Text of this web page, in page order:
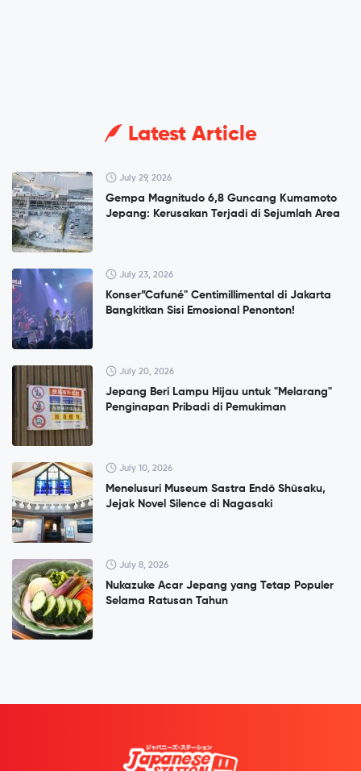
Latest Article
July 29, 2026
Gempa Magnitudo 6,8 Guncang Kumamoto
Jepang: Kerusakan Terjadi di Sejumlah Area
July 23, 2026
Konser”Cafuné" Centimillimental di Jakarta
Bangkitkan Sisi Emosional Penonton!
July 20, 2026
Jepang Beri Lampu Hijau untuk "Melarang"
Penginapan Pribadi di Pemukiman
July 10, 2026
Menelusuri Museum Sastra Endō Shūsaku,
Jejak Novel Silence di Nagasaki
July 8, 2026
Nukazuke Acar Jepang yang Tetap Populer
Selama Ratusan Tahun